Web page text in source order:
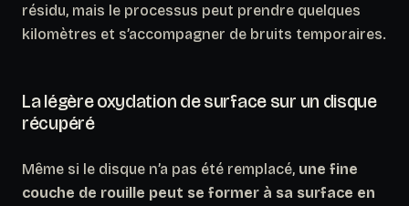
résidu, mais le processus peut prendre quelques
kilomètres et s’accompagner de bruits temporaires.
La légère oxydation de surface sur un disque
récupéré
Même si le disque n’a pas été remplacé, une fine
couche de rouille peut se former à sa surface en